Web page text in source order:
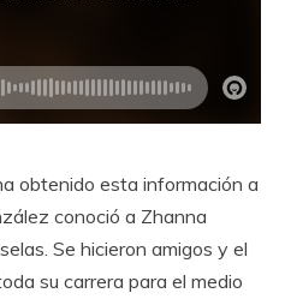
obtenido esta información a
conoció a Zhanna
Se hicieron amigos y el
su carrera para el medio